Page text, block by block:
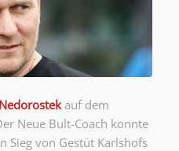
auf dem
Neue Bult-Coach konnte
Sieg von Gestüt Karlshofs